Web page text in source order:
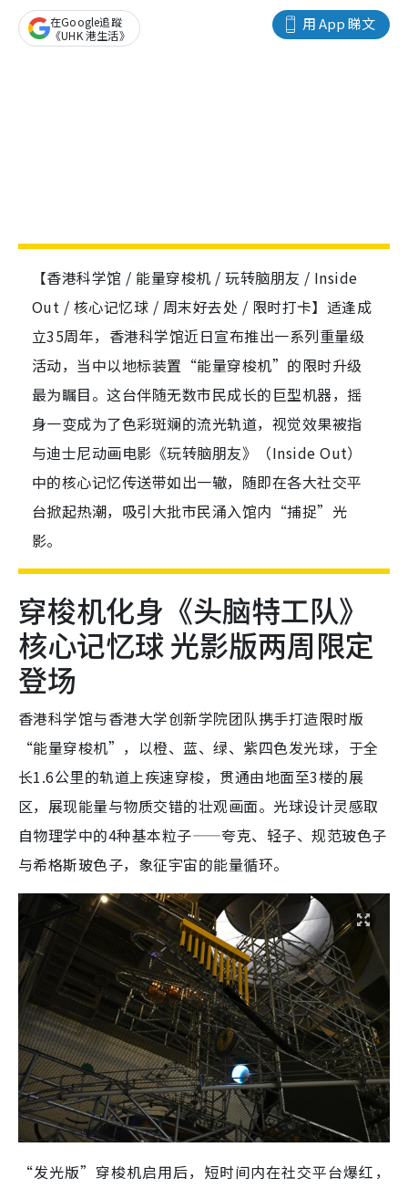
用 App 睇文
在Google追蹤
《UHK 港生活》
【香港科学馆 / 能量穿梭机 / 玩转脑朋友 / Inside
Out / 核心记忆球 / 周末好去处 / 限时打卡】适逢成
立35周年，香港科学馆近日宣布推出一系列重量级
活动，当中以地标装置“能量穿梭机”的限时升级
最为瞩目。这台伴随无数市民成长的巨型机器，摇
身一变成为了色彩斑斓的流光轨道，视觉效果被指
与迪士尼动画电影《玩转脑朋友》（Inside Out）
中的核心记忆传送带如出一辙，随即在各大社交平
台掀起热潮，吸引大批市民涌入馆内“捕捉”光
影。
穿梭机化身《头脑特工队》
核心记忆球 光影版两周限定
登场
香港科学馆与香港大学创新学院团队携手打造限时版
“能量穿梭机”，以橙、蓝、绿、紫四色发光球，于全
长1.6公里的轨道上疾速穿梭，贯通由地面至3楼的展
区，展现能量与物质交错的壮观画面。光球设计灵感取
自物理学中的4种基本粒子——夸克、轻子、规范玻色子
与希格斯玻色子，象征宇宙的能量循环。
“发光版”穿梭机启用后，短时间内在社交平台爆红，